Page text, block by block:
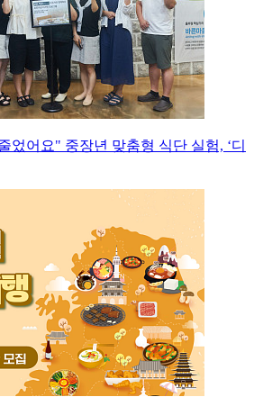
었어요" 중장년 맞춤형 식단 실험, ‘디